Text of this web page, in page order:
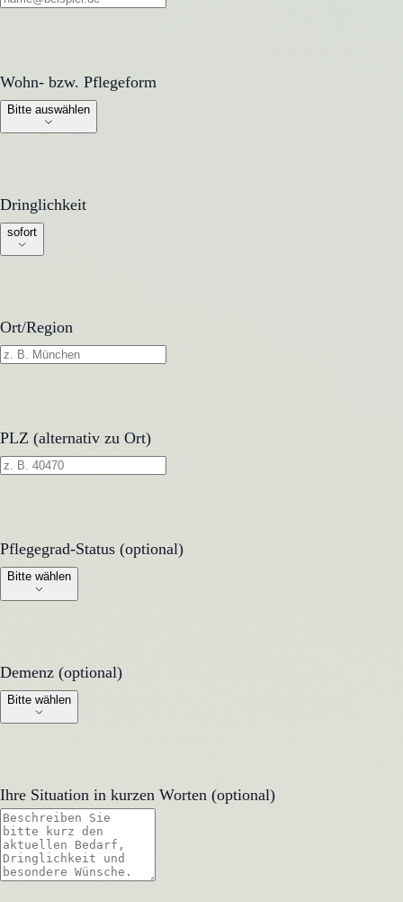
Wohn- bzw. Pflegeform
Wohn- bzw. Pflegeform
Bitte auswählen
Dringlichkeit
Dringlichkeit
sofort
Ort/Region
PLZ (alternativ zu Ort)
Pflegegrad-Status (optional)
Pflegegrad-Status (optional)
Bitte wählen
Demenz (optional)
Demenz (optional)
Bitte wählen
Ihre Situation in kurzen Worten (optional)